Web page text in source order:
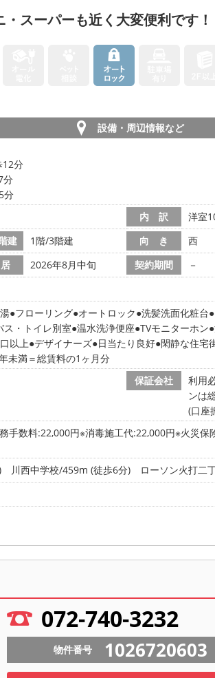
スーパーも近く大変便利です！
設備・周辺情報など
12分
分
分
内 訳
洋室
建 1階/3階建 向 き 西
2026年8月中旬 契約期間 －
フローリング オートロック 洗髪洗面化粧台
ス・トイレ別室 温水洗浄便座 TVモニターホン
以上 デザイナーズ 日当たり良好 閑静な住宅
未満＝総賃料の1ヶ月分
保証会社
利用
ンは
(口座
手数料:22,000円※消毒施工代:22,000円※火災
川西中学校/459m (徒歩6分)
ローソン火打二
072-740-3232
物件番号 1026720603